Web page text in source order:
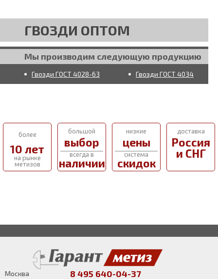
ГВОЗДИ ОПТОМ
Мы производим следующую продукцию
Гвозди ГОСТ 4028-63 Гвозди ГОСТ 4034
более
10 лет
на рынке
метизов
большой
выбор
всегда в
наличии
низкие
цены
система
скидок
доставка
Россия
и СНГ
Москва 8 495 640-04-37